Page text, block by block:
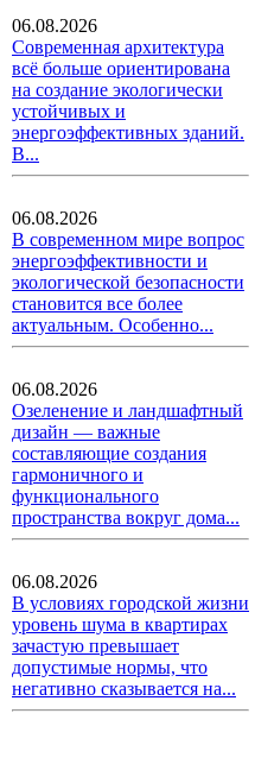
06.08.2026
Современная архитектура
всё больше ориентирована
на создание экологически
устойчивых и
энергоэффективных зданий.
В...
06.08.2026
В современном мире вопрос
энергоэффективности и
экологической безопасности
становится все более
актуальным. Особенно...
06.08.2026
Озеленение и ландшафтный
дизайн — важные
составляющие создания
гармоничного и
функционального
пространства вокруг дома...
06.08.2026
В условиях городской жизни
уровень шума в квартирах
зачастую превышает
допустимые нормы, что
негативно сказывается на...